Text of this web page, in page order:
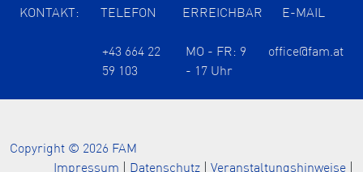
KONTAKT: TELEFON ERREICHBAR E-MAIL
+43 664 22
59 103
MO - FR: 9
- 17 Uhr
office@fam.at
Copyright © 2026 FAM
Impressum
Datenschutz Veranstaltungshinweise